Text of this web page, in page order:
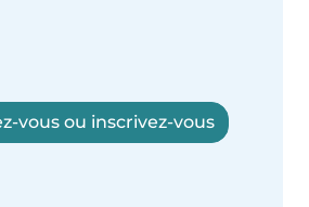
vous ou inscrivez-vous